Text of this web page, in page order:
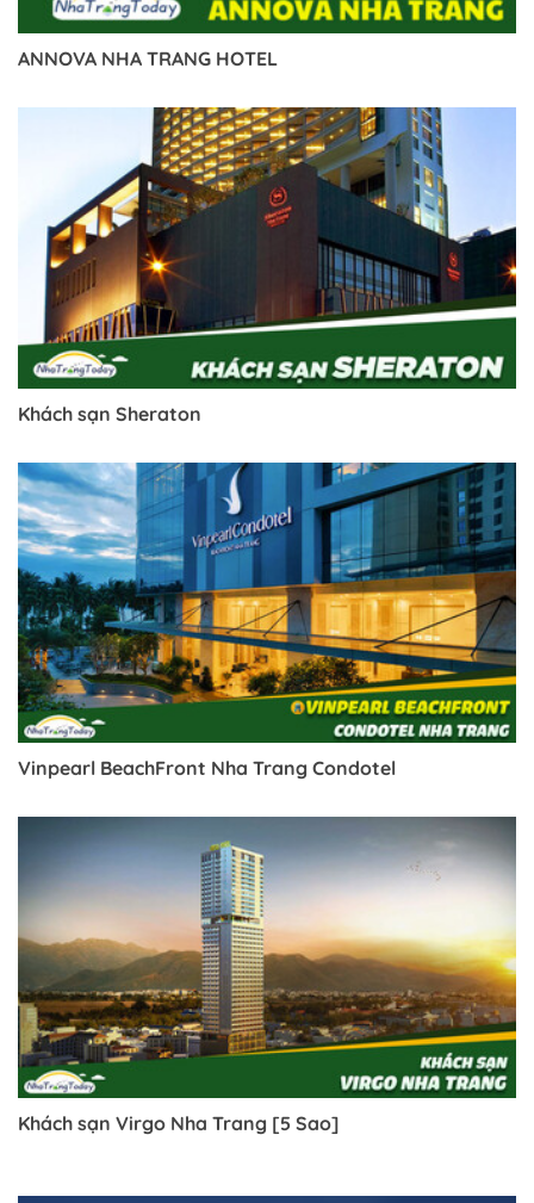
Trở về trang trước đó
ANNOVA NHA TRANG HOTEL
Khách sạn Sheraton
Vinpearl BeachFront Nha Trang Condotel
Khách sạn Virgo Nha Trang [5 Sao]